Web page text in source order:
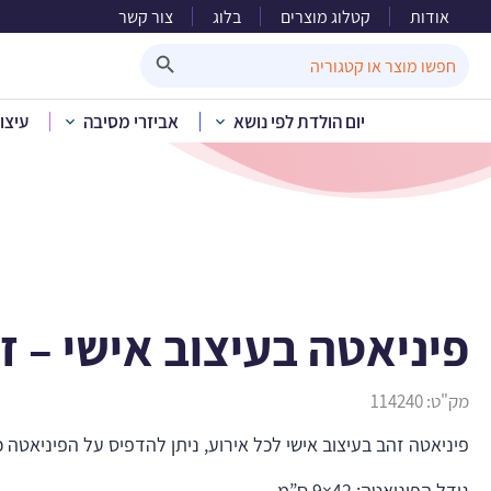
אודות קטלוג מוצרים בלוג צור קשר
for:
יום הולדת לפי נושא אביזרי מסיבה בית
פיניאטה בעיצוב אישי –
מק"ט:114240
פיניאטה זהב בעיצוב אישי לכל אירוע, ניתן להדפיס על